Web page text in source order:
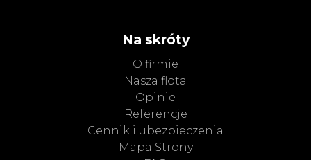
Na skróty
O firmie
Nasza flota
Opinie
Referencje
Cennik i ubezpieczenia
Mapa Strony